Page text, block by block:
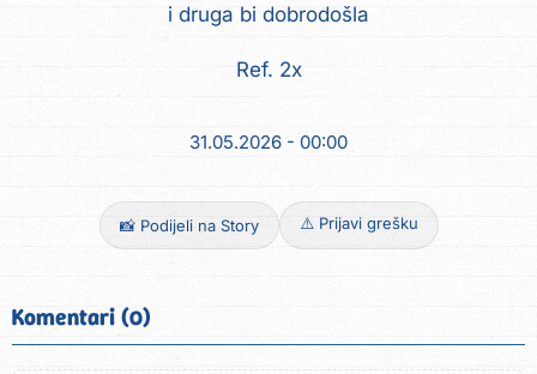
i druga bi dobrodošla
Ref. 2x
31.05.2026 - 00:00
📸 Podijeli na Story ⚠️ Prijavi grešku
Komentari (0)